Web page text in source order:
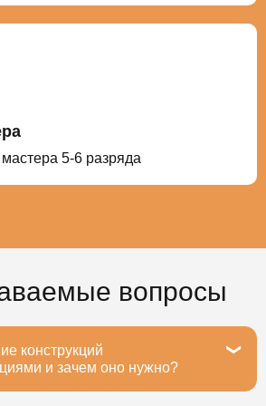
5-6 разряда
вопросы
конструкций
и зачем оно нужно?